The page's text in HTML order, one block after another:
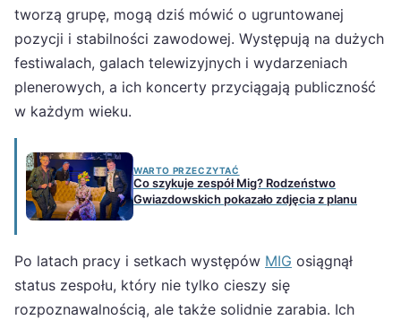
tworzą grupę, mogą dziś mówić o ugruntowanej
pozycji i stabilności zawodowej. Występują na dużych
festiwalach, galach telewizyjnych i wydarzeniach
plenerowych, a ich koncerty przyciągają publiczność
w każdym wieku.
WARTO PRZECZYTAĆ
Co szykuje zespół Mig? Rodzeństwo
Gwiazdowskich pokazało zdjęcia z planu
Po latach pracy i setkach występów MIG osiągnął
status zespołu, który nie tylko cieszy się
rozpoznawalnością, ale także solidnie zarabia. Ich